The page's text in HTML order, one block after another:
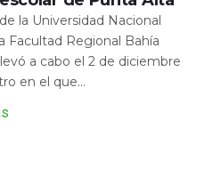
la Universidad Nacional
Facultad Regional Bahía
a cabo el 2 de diciembre
en el que...